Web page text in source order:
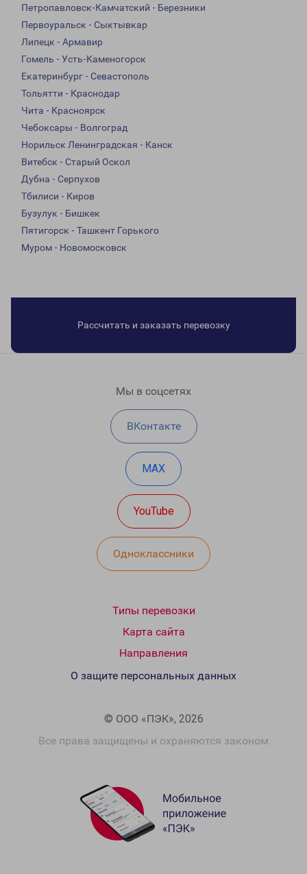
Петропавловск-Камчатский - Березники
Первоуральск - Сыктывкар
Липецк - Армавир
Гомель - Усть-Каменогорск
Екатеринбург - Севастополь
Тольятти - Краснодар
Чита - Красноярск
Чебоксары - Волгоград
Норильск Ленинградская - Канск
Витебск - Старый Оскол
Дубна - Серпухов
Тбилиси - Киров
Бузулук - Бишкек
Пятигорск - Ташкент Горького
Муром - Новомосковск
Рассчитать и заказать перевозку
Мы в соцсетях
ВКонтакте
MAX
YouTube
Одноклассники
Типы перевозки
Карта сайта
Направления
© ООО «ПЭК», 2026
Все права защищены и охраняются законом
О защите персональных данных